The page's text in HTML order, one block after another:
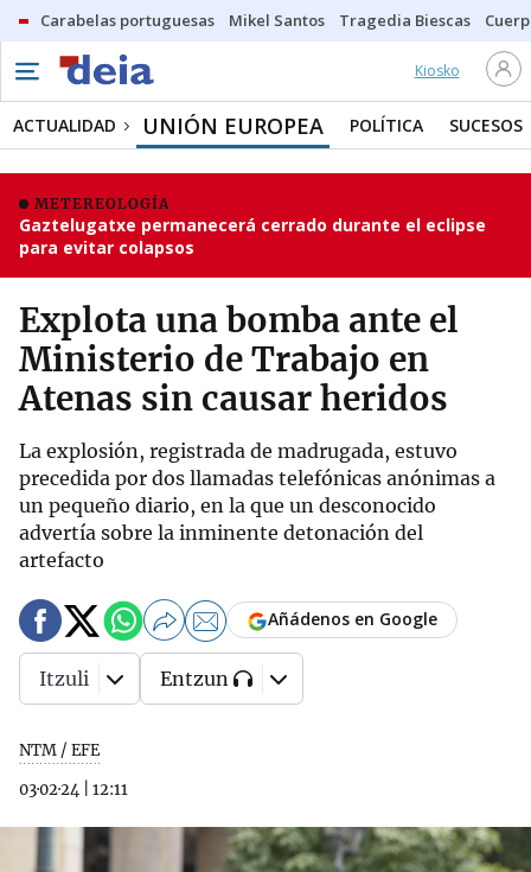
Carabelas portuguesas Mikel Santos Tragedia Biescas
Kiosko
ACTUALIDAD UNIÓN EUROPEA POLÍTICA SUCESOS
METEREOLOGÍA
Gaztelugatxe permanecerá cerrado durante el eclipse
para evitar colapsos
Explota una bomba ante el
Ministerio de Trabajo en
Atenas sin causar heridos
La explosión, registrada de madrugada, estuvo
precedida por dos llamadas telefónicas anónimas a
un pequeño diario, en la que un desconocido
advertía sobre la inminente detonación del
artefacto
NTM / EFE
03·02·24
12:11
Añádenos en Google
Itzuli Entzun